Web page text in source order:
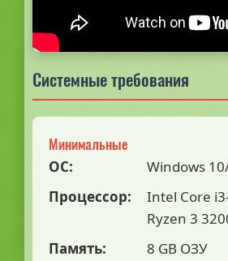
Системные требования
Минимальные
ОС:
Windows
Процессор:
Intel Core
Ryzen 3
Память:
8 GB ОЗУ